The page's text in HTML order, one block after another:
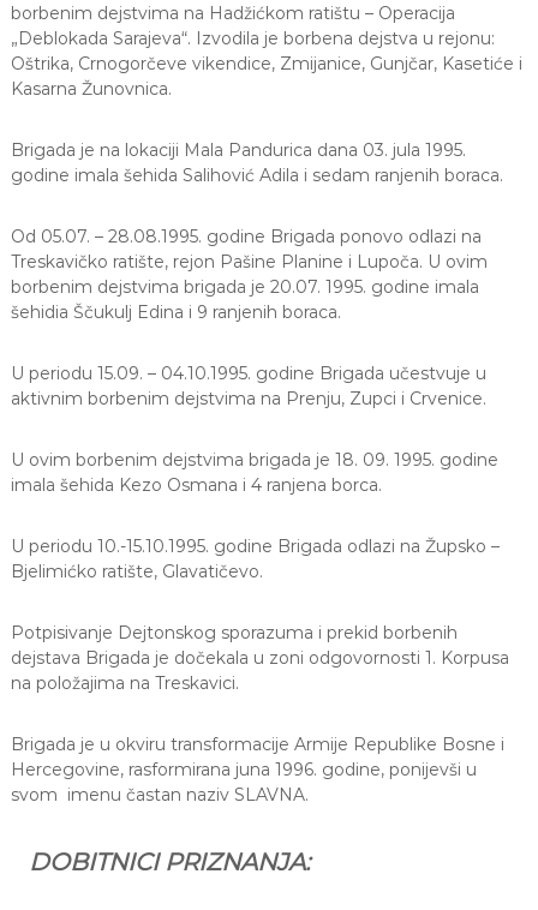
borbenim dejstvima na Hadžićkom ratištu – Operacija
„Deblokada Sarajeva“. Izvodila je borbena dejstva u rejonu:
Oštrika, Crnogorčeve vikendice, Zmijanice, Gunjčar, Kasetiće i
Kasarna Žunovnica.
Brigada je na lokaciji Mala Pandurica dana 03. jula 1995.
godine imala šehida Salihović Adila i sedam ranjenih boraca.
Od 05.07. – 28.08.1995. godine Brigada ponovo odlazi na
Treskavičko ratište, rejon Pašine Planine i Lupoča. U ovim
borbenim dejstvima brigada je 20.07. 1995. godine imala
šehidia Ščukulj Edina i 9 ranjenih boraca.
U periodu 15.09. – 04.10.1995. godine Brigada učestvuje u
aktivnim borbenim dejstvima na Prenju, Zupci i Crvenice.
U ovim borbenim dejstvima brigada je 18. 09. 1995. godine
imala šehida Kezo Osmana i 4 ranjena borca.
U periodu 10.-15.10.1995. godine Brigada odlazi na Župsko –
Bjelimićko ratište, Glavatičevo.
Potpisivanje Dejtonskog sporazuma i prekid borbenih
dejstava Brigada je dočekala u zoni odgovornosti 1. Korpusa
na položajima na Treskavici.
Brigada je u okviru transformacije Armije Republike Bosne i
Hercegovine, rasformirana juna 1996. godine, ponijevši u
svom imenu častan naziv SLAVNA.
DOBITNICI PRIZNANJA: